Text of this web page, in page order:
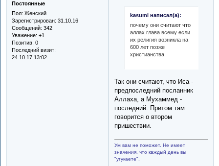
Постоянные
Пол: Женский
Зарегистрирован: 31.10.16
Сообщений: 342
Уважение: +1
Позитив: 0
Последний визит:
24.10.17 13:02
kasumi написал(а):
почему они считают что
аллах глава всему если
их религия возникла на
600 лет позже
христианства.
Так они считают, что Иса -
предпоследний посланник
Аллаха, а Мухаммед -
последний. Притом там
говорится о втором
пришествии.
Ум вам не поможет. Не имеет
значения, что каждый день вы
"угукаете".